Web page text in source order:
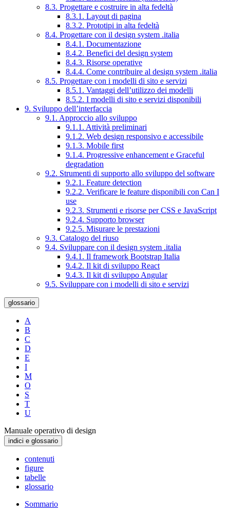
8.3. Progettare e costruire in alta fedeltà
8.3.1. Layout di pagina
8.3.2. Prototipi in alta fedeltà
8.4. Progettare con il design system .italia
8.4.1. Documentazione
8.4.2. Benefici del design system
8.4.3. Risorse operative
8.4.4. Come contribuire al design system .italia
8.5. Progettare con i modelli di sito e servizi
8.5.1. Vantaggi dell’utilizzo dei modelli
8.5.2. I modelli di sito e servizi disponibili
9. Sviluppo dell’interfaccia
9.1. Approccio allo sviluppo
9.1.1. Attività preliminari
9.1.2. Web design responsivo e accessibile
9.1.3. Mobile first
9.1.4. Progressive enhancement e Graceful
degradation
9.2. Strumenti di supporto allo sviluppo del software
9.2.1. Feature detection
9.2.2. Verificare le feature disponibili con Can I
use
9.2.3. Strumenti e risorse per CSS e JavaScript
9.2.4. Supporto browser
9.2.5. Misurare le prestazioni
9.3. Catalogo del riuso
9.4. Sviluppare con il design system .italia
9.4.1. Il framework Bootstrap Italia
9.4.2. Il kit di sviluppo React
9.4.3. Il kit di sviluppo Angular
9.5. Sviluppare con i modelli di sito e servizi
glossario
A
B
C
D
E
I
M
O
S
T
U
Manuale operativo di design
indici e glossario
contenuti
figure
tabelle
glossario
Sommario